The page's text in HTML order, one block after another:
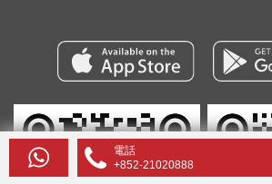
電話
+852-21020888